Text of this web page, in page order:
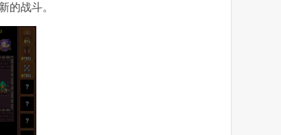
的战斗。